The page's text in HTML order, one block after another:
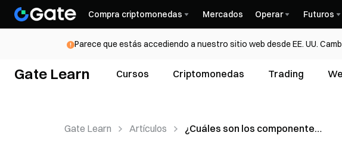
Compra criptomonedas Mercados Operar Futuros
Parece que estás accediendo a nuestro sitio web desde EE. UU.
Gate Learn Cursos Criptomonedas Trading
Gate Learn Artículos
¿Cuáles son los componentes